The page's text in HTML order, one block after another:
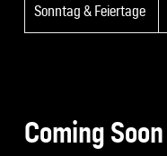
Sonntag & Feiertage
Coming Soon